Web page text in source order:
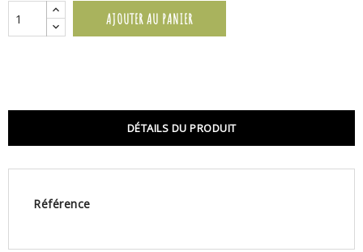
AJOUTER AU PANIER
DÉTAILS DU PRODUIT
Référence